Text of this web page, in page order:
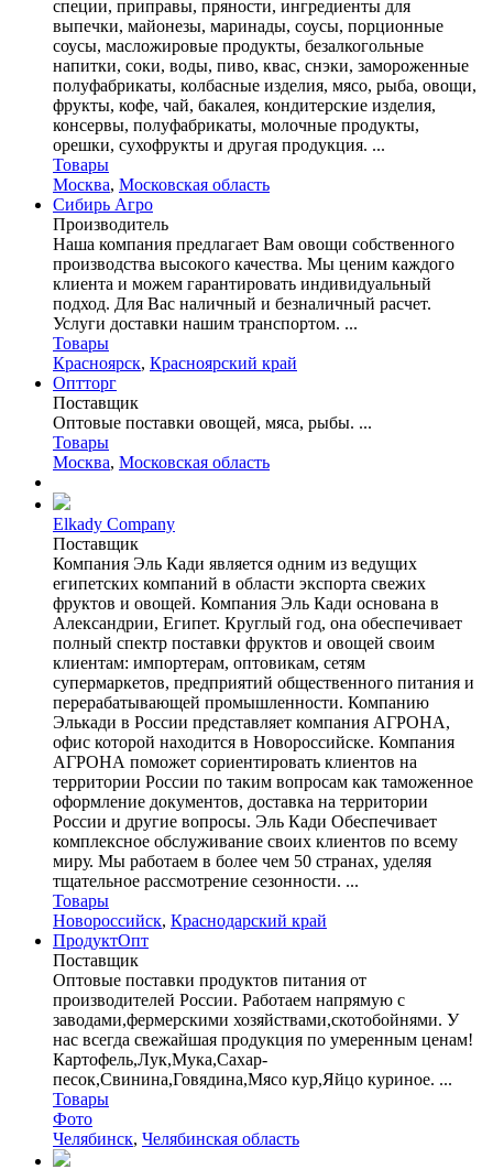
специи, приправы, пряности, ингредиенты для
выпечки, майонезы, маринады, соусы, порционные
соусы, масложировые продукты, безалкогольные
напитки, соки, воды, пиво, квас, снэки, замороженные
полуфабрикаты, колбасные изделия, мясо, рыба, овощи,
фрукты, кофе, чай, бакалея, кондитерские изделия,
консервы, полуфабрикаты, молочные продукты,
орешки, сухофрукты и другая продукция. ...
Товары
Москва, Московская область
Сибирь Агро
Производитель
Наша компания предлагает Вам овощи собственного
производства высокого качества. Мы ценим каждого
клиента и можем гарантировать индивидуальный
подход. Для Вас наличный и безналичный расчет.
Услуги доставки нашим транспортом. ...
Товары
Красноярск, Красноярский край
Оптторг
Поставщик
Оптовые поставки овощей, мяса, рыбы. ...
Товары
Москва, Московская область
Elkady Company
Поставщик
Компания Эль Кади является одним из ведущих
египетских компаний в области экспорта свежих
фруктов и овощей. Компания Эль Кади основана в
Александрии, Египет. Круглый год, она обеспечивает
полный спектр поставки фруктов и овощей своим
клиентам: импортерам, оптовикам, сетям
супермаркетов, предприятий общественного питания и
перерабатывающей промышленности. Компанию
Элькади в России представляет компания АГРОНА,
офис которой находится в Новороссийске. Компания
АГРОНА поможет сориентировать клиентов на
территории России по таким вопросам как таможенное
оформление документов, доставка на территории
России и другие вопросы. Эль Кади Обеспечивает
комплексное обслуживание своих клиентов по всему
миру. Мы работаем в более чем 50 странах, уделяя
тщательное рассмотрение сезонности. ...
Товары
Новороссийск, Краснодарский край
ПродуктОпт
Поставщик
Оптовые поставки продуктов питания от
производителей России. Работаем напрямую с
заводами,фермерскими хозяйствами,скотобойнями. У
нас всегда свежайшая продукция по умеренным ценам!
Картофель,Лук,Мука,Сахар-
песок,Свинина,Говядина,Мясо кур,Яйцо куриное. ...
Товары
Фото
Челябинск, Челябинская область